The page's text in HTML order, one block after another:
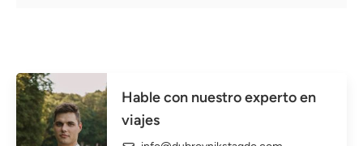
Hable con nuestro experto en
viajes